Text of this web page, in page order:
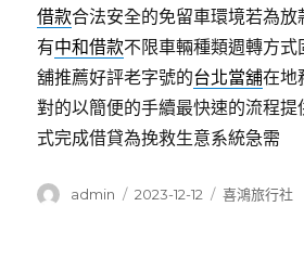
借款合法安全的免留車環境若為
有中和借款不限車輛種類週轉方
舖推薦好評老字號的台北當舖在地
對的以簡便的手續最快速的流程提
式完成借貸為挽救生意系統急需
作
admin
發
2023-12-12
分
喜鴻旅行社